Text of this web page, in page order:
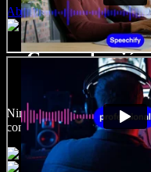
Abrir Studio
Gran selección
femeninas
Ningún proyecto tiene que
con IA y acentos distintos, y